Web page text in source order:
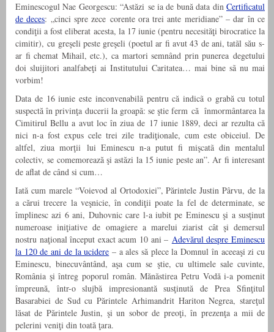
Eminescogul Nae Georgescu: “Astăzi se ia de bună data din Certificatul
de deces: „cinci spre zece corente ora trei ante meridiane” – dar în ce
condiţii a fost eliberat acesta, la 17 iunie (pentru necesităţi birocratice la
cimitir), cu greşeli peste greşeli (poetul ar fi avut 43 de ani, tatãl său s-
ar fi chemat Mihail, etc.), ca martori semnând prin punerea degetului
doi sluijitori analfabeţi ai Institutului Caritatea… mai bine sã nu mai
vorbim!
Data de 16 iunie este inconvenabilã pentru că indicã o grabă cu totul
suspectă în privinţa ducerii la groapã: se ştie ferm că înmormântarea la
Cimitirul Bellu a avut loc în ziua de 17 iunie 1889, deci ar rezulta că
nici n-a fost expus cele trei zile tradiţionale, cum este obiceiul. De
altfel, ziua morţii lui Eminescu n-a putut fi mişcatã din mentalul
colectiv, se comemorează şi astăzi la 15 iunie peste an”. Ar fi interesant
de aflat de când si cum…
Iată cum marele “Voievod al Ortodoxiei”, Părintele Justin Pârvu, de la
a cărui trecere la veşnicie, în condiţii poate la fel de determinate, se
împlinesc azi 6 ani, Duhovnic care l-a iubit pe Eminescu şi a susţinut
numeroase iniţiative de omagiere a marelui ziarist cât şi demersul
nostru naţional început exact acum 10 ani – Adevărul despre Eminescu
la 120 de ani de la ucidere – a ales să plece la Domnul în aceeaşi zi cu
Eminescu, binecuvântând, aşa cum se ştie, cu ultimele sale cuvinte,
România şi întreg poporul român. Mănăstirea Petru Vodă i-a pomenit
împreună, într-o slujbă impresionantă susţinută de Prea Sfinţitul
Basarabiei de Sud cu Părintele Arhimandrit Hariton Negrea, stareţul
lăsat de Părintele Justin, şi un sobor de preoţi, în prezenţa a mii de
pelerini veniţi din toată ţara.